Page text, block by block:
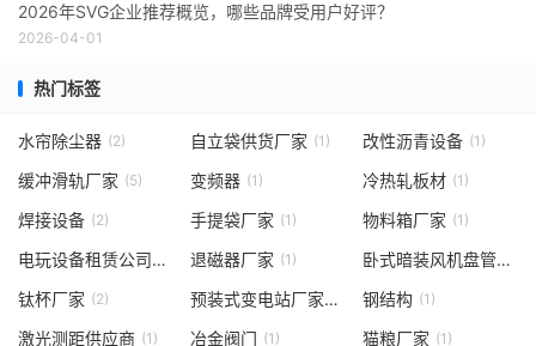
2026年SVG企业推荐概览，哪些品牌受用户好评？
2026-04-01
热门标签
水帘除尘器 (2) 自立袋供货厂家 (1) 改性沥青设备 (1)
缓冲滑轨厂家 (5) 变频器 (1) 冷热轧板材 (1)
焊接设备 (2) 手提袋厂家 (1) 物料箱厂家 (1)
电玩设备租赁公司
(2) 退磁器厂家 (1) 卧式暗装风机盘管公司
钛杯厂家 (2) 预装式变电站厂家
(1) 钢结构 (1)
激光测距供应商 (1) 冶金阀门 (1) 猫粮厂家 (1)